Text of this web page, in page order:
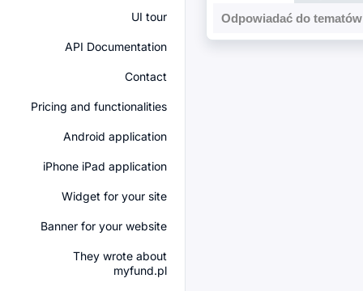
UI tour
API Documentation
Contact
Pricing and functionalities
Android application
iPhone iPad application
Widget for your site
Banner for your website
They wrote about
myfund.pl
Odpowiadać do